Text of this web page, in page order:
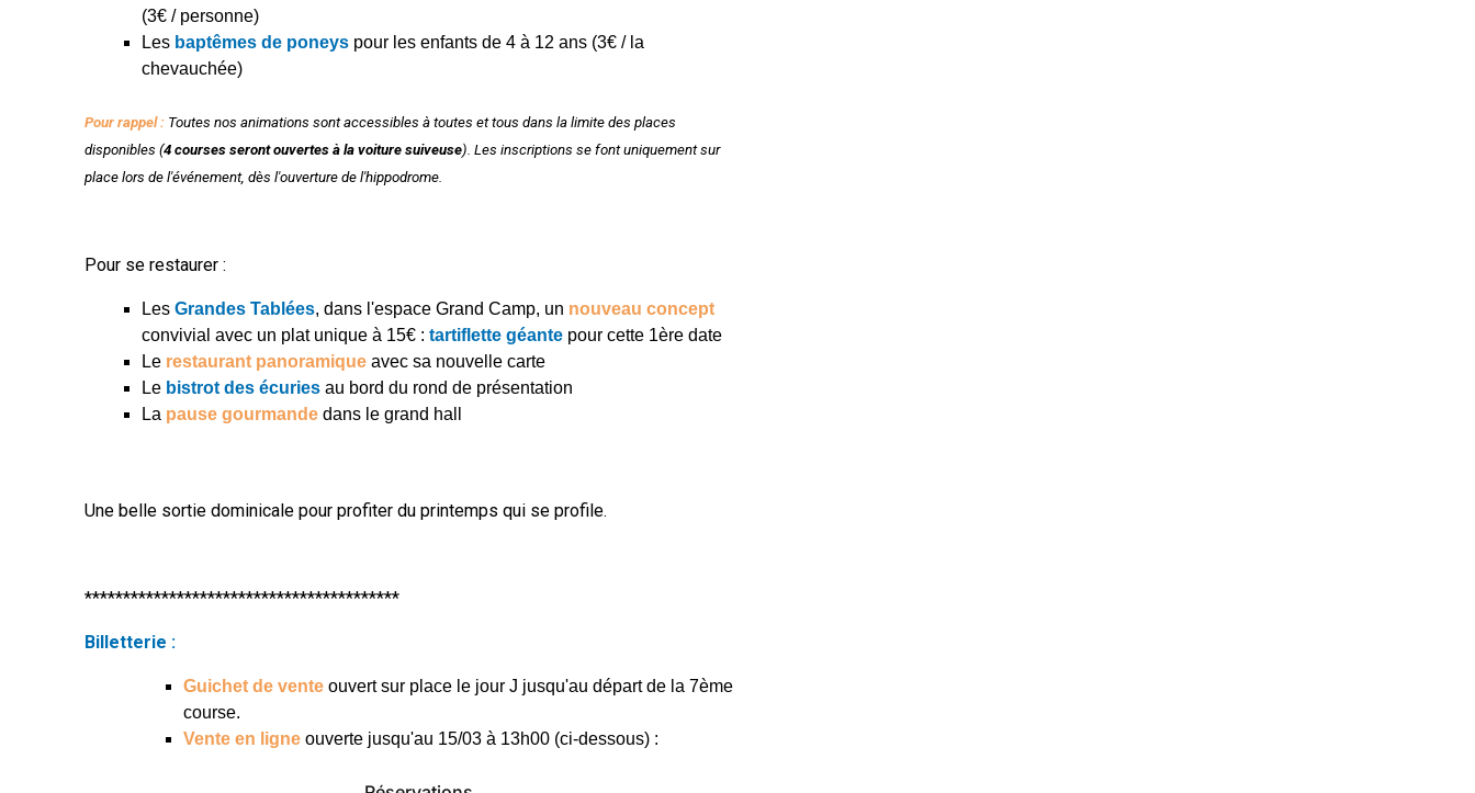
(3€ / personne)
Les baptêmes de poneys pour les enfants de 4 à 12 ans (3€ / la
chevauchée)
Pour rappel: Toutes nos animations sont accessibles à toutes et tous dans la limite des places
disponibles (4 courses seront ouvertes à la voiture suiveuse). Les inscriptions se font uniquement sur
place lors de l'événement, dès l'ouverture de l'hippodrome.
Pour se restaurer :
Les Grandes Tablées, dans l'espace Grand Camp, un nouveau concept
convivial avec un plat unique à 15€ : tartiflette géante pour cette 1ère date
Le restaurant panoramique avec sa nouvelle carte
Le bistrot des écuries au bord du rond de présentation
La pause gourmande dans le grand hall
Une belle sortie dominicale pour profiter du printemps qui se profile.
*****************************************
Billetterie :
Guichet de vente ouvert sur place le jour J jusqu'au départ de la 7ème
course.
Vente en ligne ouverte jusqu'au 15/03 à 13h00 (ci-dessous) :